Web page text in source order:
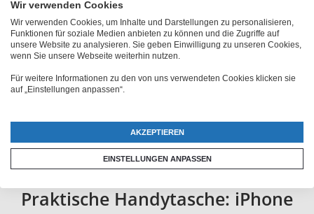
Praktische Handytasche: iPhone
Wir verwenden Cookies
Wir verwenden Cookies, um Inhalte und Darstellungen zu personalisieren,
Funktionen für soziale Medien anbieten zu können und die Zugriffe auf
unsere Website zu analysieren. Sie geben Einwilligung zu unseren Cookies,
wenn Sie unsere Webseite weiterhin nutzen.
Für weitere Informationen zu den von uns verwendeten Cookies klicken sie
auf „Einstellungen anpassen“.
AKZEPTIEREN
EINSTELLUNGEN ANPASSEN